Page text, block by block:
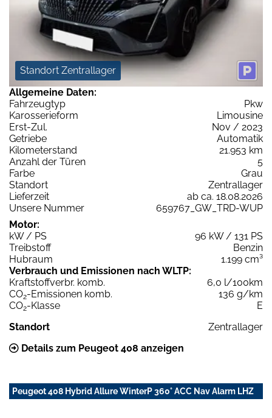
Standort Zentrallager
Allgemeine Daten:
Fahrzeugtyp
Pkw
Karosserieform
Limousine
Erst-Zul.
Nov / 2023
Getriebe
Automatik
Kilometerstand
21.953 km
Anzahl der Türen
5
Farbe
Grau
Standort
Zentrallager
Lieferzeit
ab ca. 18.08.2026
Unsere Nummer
659767_GW_TRD-WUP
Motor:
kW / PS
96 kW / 131 PS
Treibstoff
Benzin
Hubraum
1.199 cm³
Verbrauch und Emissionen nach WLTP:
Kraftstoffverbr. komb.
6,0 l/100km
CO2-Emissionen komb.
136 g/km
CO2-Klasse
E
Standort
Zentrallager
Details zum Peugeot 408 anzeigen
Peugeot 408 Hybrid Allure WinterP 360° ACC Nav Alarm LHZ